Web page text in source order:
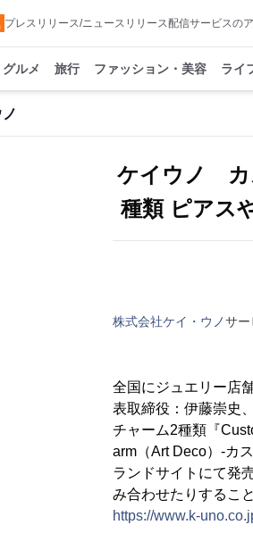
プレスリリース/ニュースリリース配信サービスの
グルメ 旅行 ファッション・美容 ライ
ケイウノ カ
種類 ピアス
株式会社ケイ・ウノサー
全国にジュエリー店
表取締役：伊藤崇史
チャーム2種類『
arm（Art Deco）-カ
ランドサイトにて発
み合わせたりするこ
https://www.k-